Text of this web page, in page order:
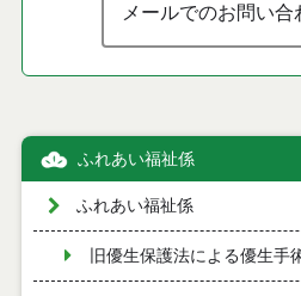
メールでのお問い合
ふれあい福祉係
ふれあい福祉係
旧優生保護法による優生手